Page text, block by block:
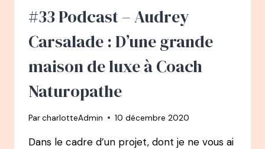
LA
VOIX
SAUVER
PEAU
#33 Podcast – Audrey
Carsalade : D’une grande
maison de luxe à Coach
Naturopathe
ParcharlotteAdmin 10 décembre 2020
Dans le cadre d’un projet, dont je ne vous ai